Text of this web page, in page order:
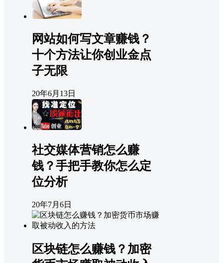
网站如何写文章赚钱？
十个方法让你创业金点
子无限
20年6月13日
社交媒体营销怎么赚
钱？手把手教你怎么定
位分析
20年7月6日
区块链怎么赚钱？加密